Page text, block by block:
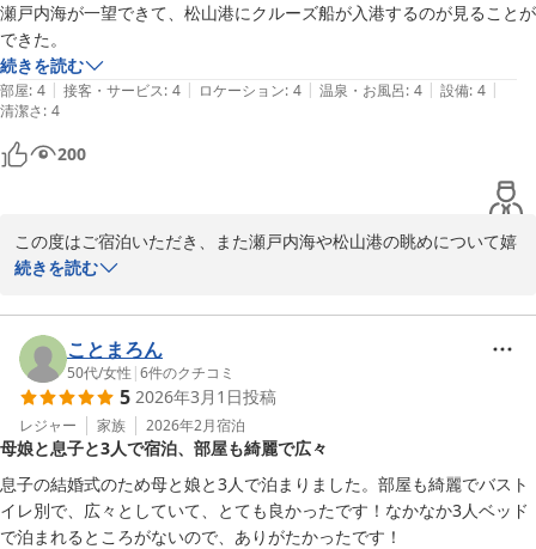
ホテルたいよう農園 松山古三津
2026-03-20
瀬戸内海が一望できて、松山港にクルーズ船が入港するのが見ることが
できた。
続きを読む
部屋: 4 | 接客・サービス: 4 | ロケーション: 4 | 温泉・お風呂: 4 | 設備: 4 |
清潔さ: 4
200
この度はご宿泊いただき、また瀬戸内海や松山港の眺めについて嬉
しいお言葉をお寄せいただき、誠にありがとうございます。
励みになっております。
お客様の旅のひとときに彩りを添えることができたのであれば幸い
です。
また松山へお越しの際には、ぜひホテルたいよう農園古三津でゆっ
くりとお過ごしください。
お客様のご来館を心よりお待ちしております。
ホテルたいよう農園古三津
続きを読む
ことまろん
50代/女性 |6件のクチコミ
5 2026年3月1日投稿
レジャー 家族 2026年2月宿泊
母娘と息子と3人で宿泊、部屋も綺麗で広々
息子の結婚式のため母と娘と3人で泊まりました。部屋も綺麗でバスト
イレ別で、広々としていて、とても良かったです！なかなか3人ベッド
で泊まれるところがないので、ありがたかったです！